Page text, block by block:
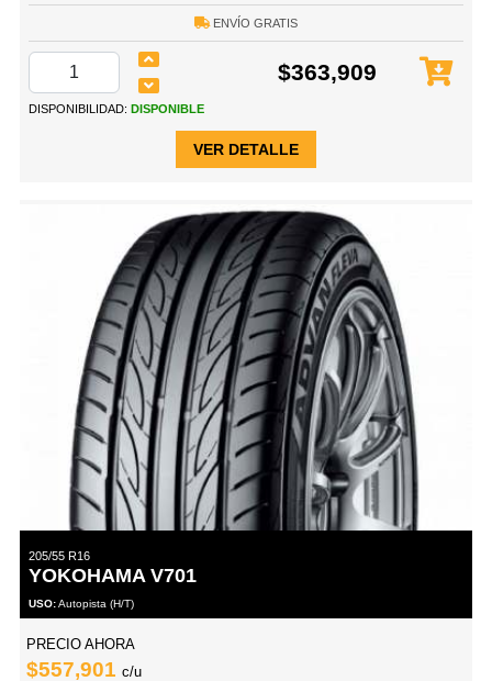
ENVÍO GRATIS
$363,909
DISPONIBILIDAD: DISPONIBLE
VER DETALLE
205/55 R16
YOKOHAMA V701
USO:Autopista (H/T)
PRECIO AHORA
$557,901 c/u